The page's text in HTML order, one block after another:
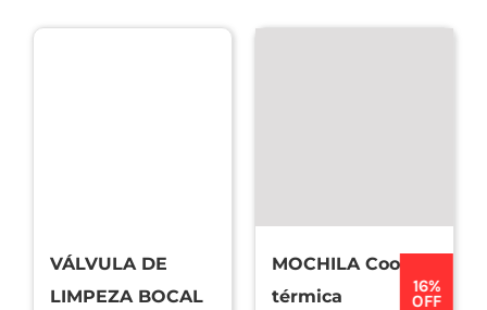
VÁLVULA DE
LIMPEZA BOCAL
16%
OFF
MOCHILA Cooler
térmica